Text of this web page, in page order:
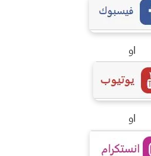
او
او